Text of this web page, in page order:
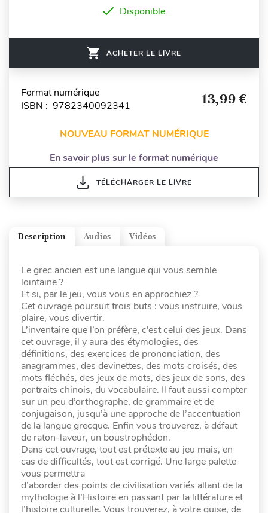
Disponible
ACHETER LE LIVRE
Format numérique
ISBN : 9782340092341
13,99 €
NOUVEAU FORMAT NUMÉRIQUE
En savoir plus sur le format numérique
TÉLÉCHARGER LE LIVRE
Vidéos
Audios
Description
Le grec ancien est une langue qui vous semble
lointaine ?
Et si, par le jeu, vous vous en approchiez ?
Cet ouvrage poursuit trois buts : vous instruire, vous
plaire, vous divertir.
L’inventaire que l’on préfère, c’est celui des jeux. Dans
cet ouvrage, il y aura des étymologies, des
définitions, des exercices de prononciation, des
anagrammes, des devinettes, des mots croisés, des
mots fléchés, des jeux de mots, des jeux de sons, des
portraits chinois, du vocabulaire. Il faut aussi compter
sur un peu d’orthographe, de grammaire et de
conjugaison, jusqu’à une approche de l’accentuation
de la langue grecque. Enfin vous trouverez, à défaut
de raton-laveur, un boustrophédon.
Dans cet ouvrage, tout est prétexte au jeu mais, en
cas de difficultés, tout est corrigé. Une large palette
vous permettra
d’aborder des points de civilisation variés allant de la
mythologie à l’Histoire en passant par la littérature et
l’histoire culturelle. Vous trouverez, à votre guise, de